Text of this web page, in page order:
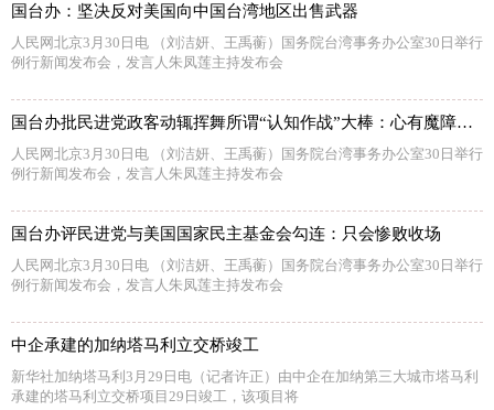
国台办：坚决反对美国向中国台湾地区出售武器
人民网北京3月30日电 （刘洁妍、王禹蘅）国务院台湾事务办公室30日举行
例行新闻发布会，发言人朱凤莲主持发布会
国台办批民进党政客动辄挥舞所谓“认知作战”大棒：心有魔障，走火入魔
人民网北京3月30日电 （刘洁妍、王禹蘅）国务院台湾事务办公室30日举行
例行新闻发布会，发言人朱凤莲主持发布会
国台办评民进党与美国国家民主基金会勾连：只会惨败收场
人民网北京3月30日电 （刘洁妍、王禹蘅）国务院台湾事务办公室30日举行
例行新闻发布会，发言人朱凤莲主持发布会
中企承建的加纳塔马利立交桥竣工
新华社加纳塔马利3月29日电（记者许正）由中企在加纳第三大城市塔马利
承建的塔马利立交桥项目29日竣工，该项目将